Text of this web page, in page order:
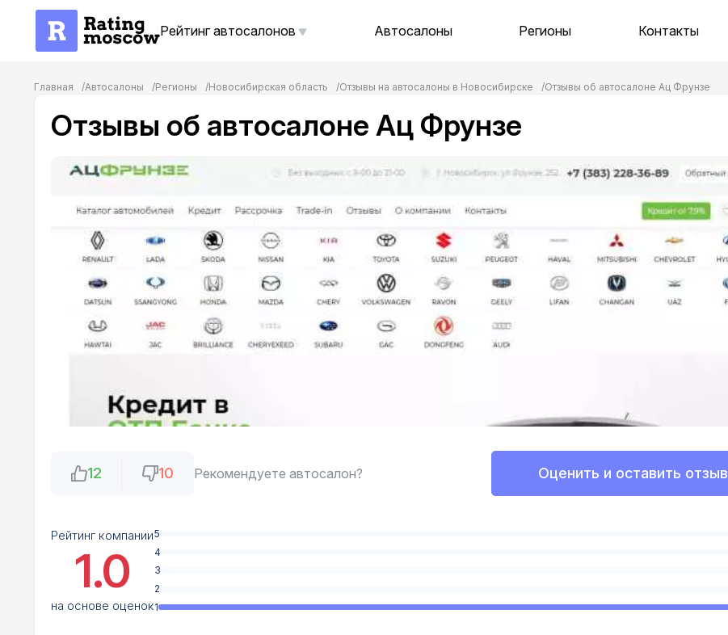
Рейтинг автосалонов Автосалоны Регионы Контакты
Главная Автосалоны Регионы Новосибирская область Отзывы на автосалоны в Новосибирске Отзывы об автосалоне Ац Фрунзе
Отзывы об автосалоне Ац Фрунзе
12 10 Рекомендуете автосалон? Оценить и оставить отзыв
Рейтинг компании
1.0
на основе оценок
5
4
3
2
1